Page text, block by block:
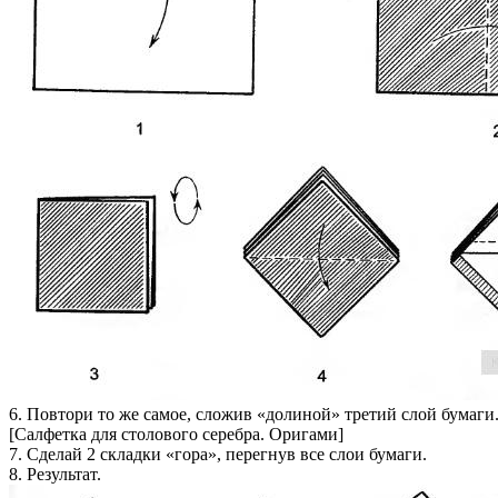
6. Повтори то же самое, сложив «долиной» третий слой бумаги.
[Салфетка для столового серебра. Оригами]
7. Сделай 2 складки «гора», перегнув все слои бумаги.
8. Результат.